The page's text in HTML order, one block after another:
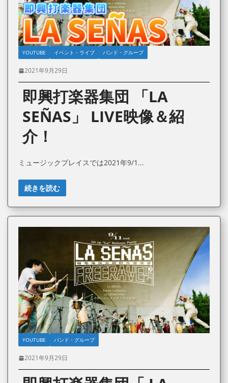
YOUTUBE イベント・ライブ バンド・グループ
2021年9月29日
即興打楽器集団 「LA
SEÑAS」 LIVE映像＆紹
介！
ミュージックプレイスでは2021年9/1
続きを読む
YOUTUBE バンド・グループ
2021年9月29日